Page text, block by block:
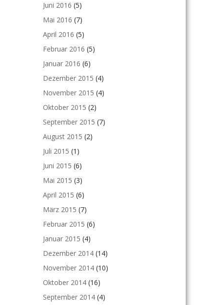
Juni 2016 (5)
Mai 2016 (7)
April 2016 (5)
Februar 2016 (5)
Januar 2016 (6)
Dezember 2015 (4)
November 2015 (4)
Oktober 2015 (2)
September 2015 (7)
August 2015 (2)
Juli 2015 (1)
Juni 2015 (6)
Mai 2015 (3)
April 2015 (6)
März 2015 (7)
Februar 2015 (6)
Januar 2015 (4)
Dezember 2014 (14)
November 2014 (10)
Oktober 2014 (16)
September 2014 (4)